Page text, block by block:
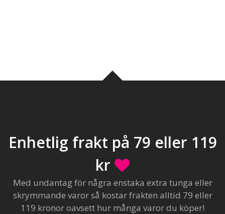
Enhetlig frakt på 79 eller 119
kr
Med undantag för några enstaka extra tunga eller
skrymmande varor så kostar frakten alltid 79 eller
119 kronor oavsett hur många varor du köper!